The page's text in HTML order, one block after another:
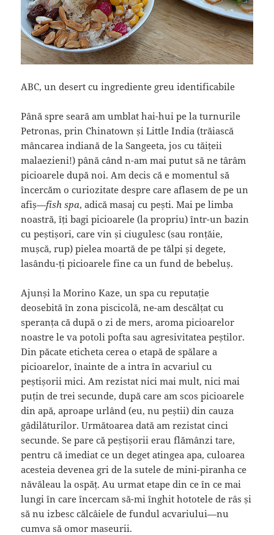
ABC, un desert cu ingrediente greu identificabile
Până spre seară am umblat hai-hui pe la turnurile
Petronas, prin Chinatown și Little India (trăiască
mâncarea indiană de la Sangeeta, jos cu tăițeii
malaezieni!) până când n-am mai putut să ne târâm
picioarele după noi. Am decis că e momentul să
încercăm o curiozitate despre care aflasem de pe un
afiș—fish spa, adică masaj cu pești. Mai pe limba
noastră, îți bagi picioarele (la propriu) într-un bazin
cu peștișori, care vin și ciugulesc (sau ronțăie,
mușcă, rup) pielea moartă de pe tălpi și degete,
lasându-ți picioarele fine ca un fund de bebeluș.
Ajunși la Morino Kaze, un spa cu reputație
deosebită în zona piscicolă, ne-am descălțat cu
speranța că după o zi de mers, aroma picioarelor
noastre le va potoli pofta sau agresivitatea peștilor.
Din păcate eticheta cerea o etapă de spălare a
picioarelor, înainte de a intra în acvariul cu
peștișorii mici. Am rezistat nici mai mult, nici mai
puțin de trei secunde, după care am scos picioarele
din apă, aproape urlând (eu, nu peștii) din cauza
gâdilăturilor. Următoarea dată am rezistat cinci
secunde. Se pare că peștișorii erau flămânzi tare,
pentru că imediat ce un deget atingea apa, culoarea
acesteia devenea gri de la sutele de mini-piranha ce
năvăleau la ospăț. Au urmat etape din ce în ce mai
lungi în care încercam să-mi înghit hototele de râs și
să nu izbesc călcâiele de fundul acvariului—nu
cumva să omor maseurii.